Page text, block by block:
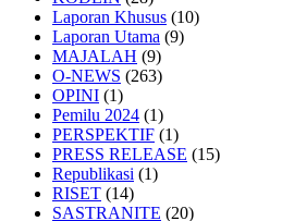
Laporan Khusus (10)
Laporan Utama (9)
MAJALAH (9)
O-NEWS (263)
OPINI (1)
Pemilu 2024 (1)
PERSPEKTIF (1)
PRESS RELEASE (15)
Republikasi (1)
RISET (14)
SASTRANITE (20)